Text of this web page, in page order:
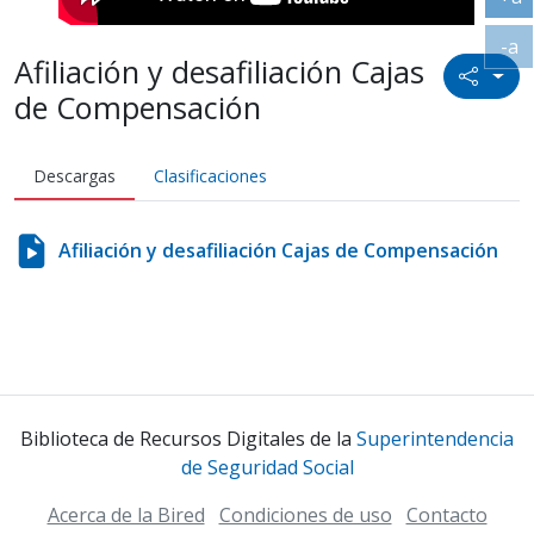
Icono
Afiliación y desafiliación Cajas
de Compensación
Descargas Clasificaciones
Afiliación y desafiliación Cajas de Compensación
Biblioteca de Recursos Digitales de la Superintendencia
de Seguridad Social
Acerca de la Bired Condiciones de uso Contacto
-a